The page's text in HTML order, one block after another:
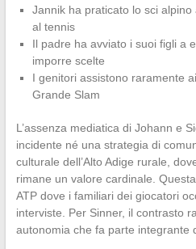
Jannik ha praticato lo sci
al tennis
Il padre ha avviato i suoi figli a
imporre scelte
I genitori assistono raramente
Grande Slam
L’assenza mediatica di Johann e
incidente né una strategia di
culturale dell’Alto Adige rurale,
rimane un valore cardinale.
ATP dove i familiari dei giocatori
interviste. Per Sinner, il contrasto
autonomia che fa parte integrante